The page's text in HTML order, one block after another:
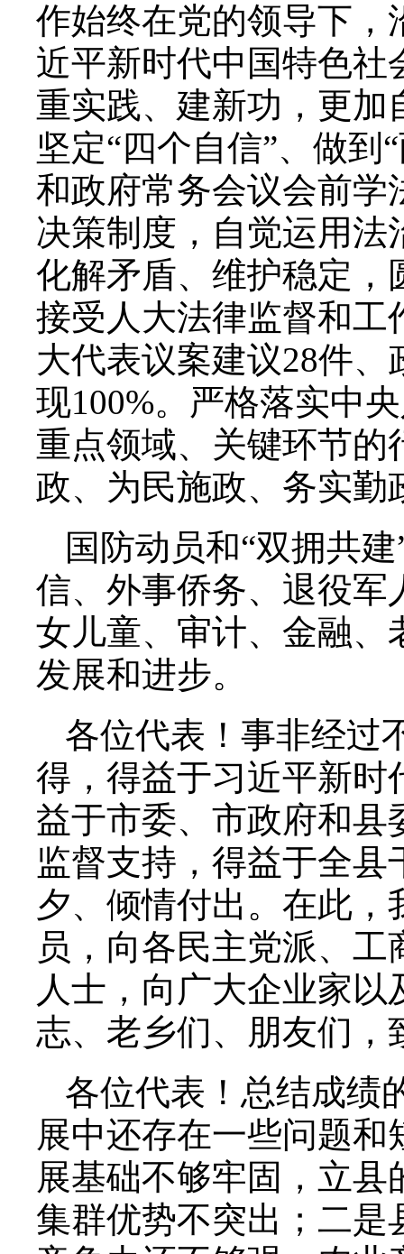
作始终在党的领导下，
近平新时代中国特色社
重实践、建新功，更加
坚定“四个自信”、做到
和政府常务会议会前学
决策制度，自觉运用
化解矛盾、维护稳定，
接受人大法律监督和工
大代表议案建议28件
现100%。严格落实中
重点领域、关键环节的
政、为民施政、务实勤
国防动员和“双拥共
信、外事侨务、退役军
女儿童、审计、金融、
发展和进步。
各位代表！事非经过
得，得益于习近平新时
益于市委、市政府和县
监督支持，得益于全
夕、倾情付出。在此
员，向各民主党派、
人士，向广大企业家
志、老乡们、朋友们
各位代表！总结成绩
展中还存在一些问题
展基础不够牢固，立
集群优势不突出；二是